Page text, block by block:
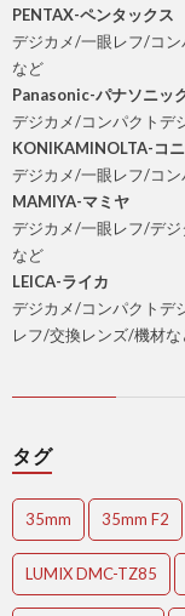
PENTAX-ペンタックス
デジカメ/一眼レフ/コ
など
Panasonic-パナソニッ
デジカメ/コンパクトデ
KONIKAMINOLTA-コ
デジカメ/一眼レフ/コ
MAMIYA-マミヤ
デジカメ/一眼レフ/デ
など
LEICA-ライカ
デジカメ/コンパクトデ
レフ/交換レンズ/機材な
タグ
35mm 35mm F2
LUMIX DMC-TZ85